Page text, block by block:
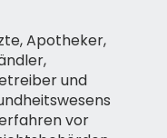
Apotheker,
und
vor